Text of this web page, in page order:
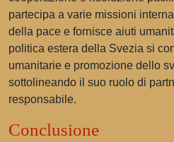
partecipa a varie missioni
della pace e fornisce aiuti
politica estera della Svezia si
umanitarie e promozione dello
sottolineando il suo ruolo di
responsabile.
Conclusione